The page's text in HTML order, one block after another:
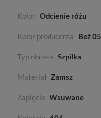
Kolor Odcienie różu
Kolor producenta Beż 05
Typ obcasa Szpilka
Materiał Zamsz
Zapięcie Wsuwane